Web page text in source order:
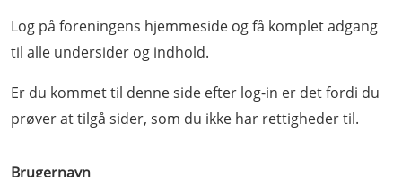
Log på foreningens hjemmeside og få komplet adgang
til alle undersider og indhold.
Er du kommet til denne side efter log-in er det fordi du
prøver at tilgå sider, som du ikke har rettigheder til.
Brugernavn